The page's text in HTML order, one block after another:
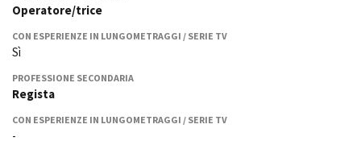
Contatti
La sede
Bilancio sociale
trasparente
Open Day
Operatore/trice
CON ESPERIENZE IN LUNGOMETRAGGI / SERIE TV
Sì
PROFESSIONE SECONDARIA
Regista
CON ESPERIENZE IN LUNGOMETRAGGI / SERIE TV
-